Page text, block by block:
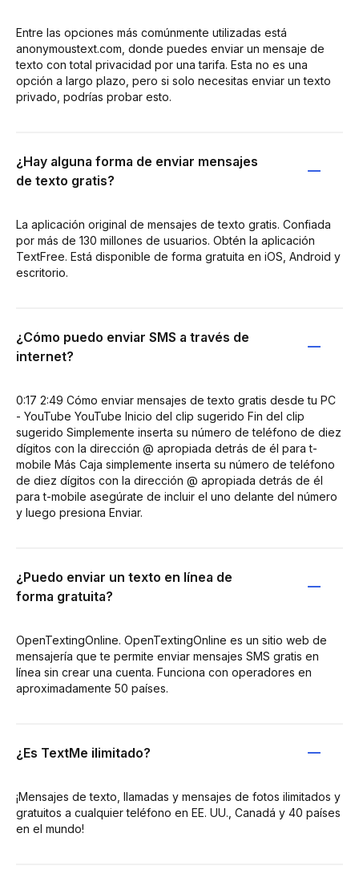
Entre las opciones más comúnmente utilizadas está
anonymoustext.com, donde puedes enviar un mensaje de
texto con total privacidad por una tarifa. Esta no es una
opción a largo plazo, pero si solo necesitas enviar un texto
privado, podrías probar esto.
¿Hay alguna forma de enviar mensajes
de texto gratis?
La aplicación original de mensajes de texto gratis. Confiada
por más de 130 millones de usuarios. Obtén la aplicación
TextFree. Está disponible de forma gratuita en iOS, Android y
escritorio.
¿Cómo puedo enviar SMS a través de
internet?
0:17 2:49 Cómo enviar mensajes de texto gratis desde tu PC
- YouTube YouTube Inicio del clip sugerido Fin del clip
sugerido Simplemente inserta su número de teléfono de diez
dígitos con la dirección @ apropiada detrás de él para t-
mobile Más Caja simplemente inserta su número de teléfono
de diez dígitos con la dirección @ apropiada detrás de él
para t-mobile asegúrate de incluir el uno delante del número
y luego presiona Enviar.
¿Puedo enviar un texto en línea de
forma gratuita?
OpenTextingOnline. OpenTextingOnline es un sitio web de
mensajería que te permite enviar mensajes SMS gratis en
línea sin crear una cuenta. Funciona con operadores en
aproximadamente 50 países.
¿Es TextMe ilimitado?
¡Mensajes de texto, llamadas y mensajes de fotos ilimitados y
gratuitos a cualquier teléfono en EE. UU., Canadá y 40 países
en el mundo!